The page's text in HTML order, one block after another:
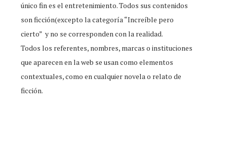
único fin es el entretenimiento. Todos sus contenidos
son ficción(excepto la categoría “Increíble pero
cierto” y no se corresponden con la realidad.
Todos los referentes, nombres, marcas o instituciones
que aparecen en la web se usan como elementos
contextuales, como en cualquier novela o relato de
ficción.